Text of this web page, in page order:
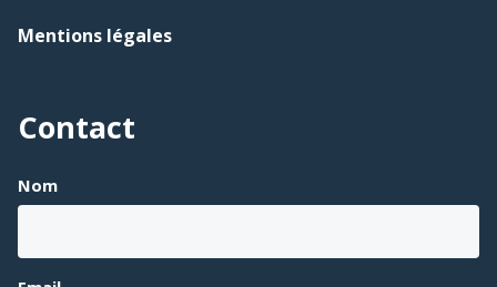
Mentions légales
Contact
Nom